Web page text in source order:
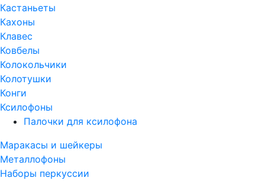
Кастаньеты
Кахоны
Клавес
Ковбелы
Колокольчики
Колотушки
Конги
Ксилофоны
Палочки для ксилофона
Маракасы и шейкеры
Металлофоны
Наборы перкуссии